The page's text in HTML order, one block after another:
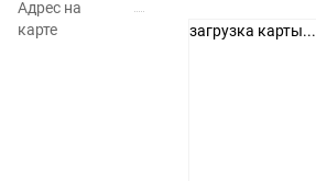
Адрес на
карте
загрузка карты...